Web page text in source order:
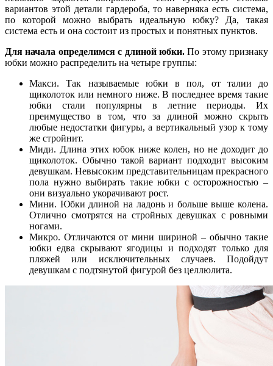
вариантов этой детали гардероба, то наверняка есть система,
по которой можно выбрать идеальную юбку? Да, такая
система есть и она состоит из простых и понятных пунктов.
Для начала определимся с длиной юбки.По этому признаку
юбки можно распределить на четыре группы:
Макси. Так называемые юбки в пол, от талии до
щиколоток или немного ниже. В последнее время такие
юбки стали популярны в летние периоды. Их
преимущество в том, что за длиной можно скрыть
любые недостатки фигуры, а вертикальный узор к тому
же стройнит.
Миди. Длина этих юбок ниже колен, но не доходит до
щиколоток. Обычно такой вариант подходит высоким
девушкам. Невысоким представительницам прекрасного
пола нужно выбирать такие юбки с осторожностью –
они визуально укорачивают рост.
Мини. Юбки длиной на ладонь и больше выше колена.
Отлично смотрятся на стройных девушках с ровными
ногами.
Микро. Отличаются от мини шириной – обычно такие
юбки едва скрывают ягодицы и подходят только для
пляжей или исключительных случаев. Подойдут
девушкам с подтянутой фигурой без целлюлита.